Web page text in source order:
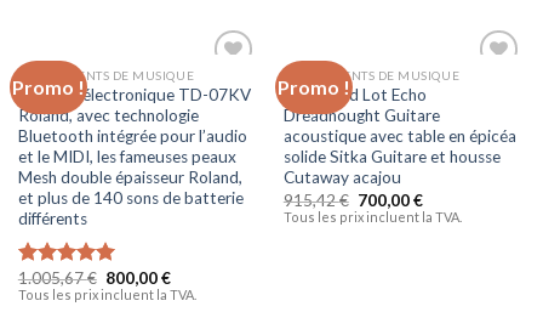
Promo !
à la liste
d’envies
INSTRUMENTS DE MUSIQUE
Batterie électronique TD-07KV
Roland, avec technologie
Bluetooth intégrée pour l’audio
et le MIDI, les fameuses peaux
Mesh double épaisseur Roland,
et plus de 140 sons de batterie
différents
Note5.00
sur 5
1.005,67€ 800,00€
Tous les prix incluent la TVA.
Promo !
INSTRUMENTS DE MUSIQUE
Boolavard Lot Echo
Dreadnought Guitare
acoustique avec table en épicéa
solide Sitka Guitare et housse
Cutaway acajou
915,42€ 700,00€
Tous les prix incluent la TVA.